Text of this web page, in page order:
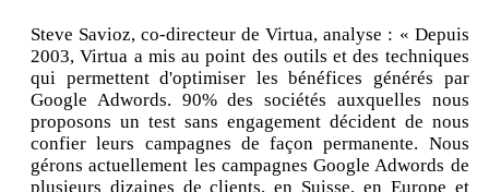
Steve Savioz, co-directeur de Virtua, analyse : « Depuis
2003, Virtua a mis au point des outils et des techniques
qui permettent d'optimiser les bénéfices générés par
Google Adwords. 90% des sociétés auxquelles nous
proposons un test sans engagement décident de nous
confier leurs campagnes de façon permanente. Nous
gérons actuellement les campagnes Google Adwords de
plusieurs dizaines de clients, en Suisse, en Europe et